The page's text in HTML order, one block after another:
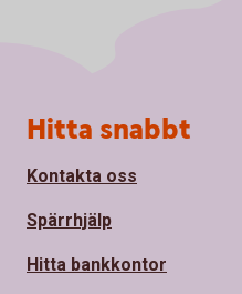
Sidfot
Hitta snabbt
Kontakta oss
Spärrhjälp
Hitta bankkontor